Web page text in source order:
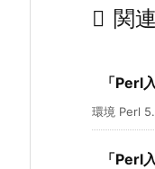
 関
「Perl
環境 Perl
「Perl